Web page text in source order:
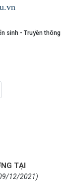
sinh - Truyền thông
TẠI
12/2021)